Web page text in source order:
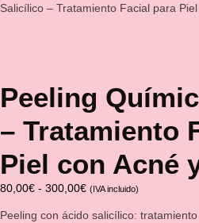
Salicílico – Tratamiento Facial para
Peeling
– Tratamiento
Piel con Acné
80,00€ - 300,00€ (IVA incluido)
Peeling con ácido salicílico: